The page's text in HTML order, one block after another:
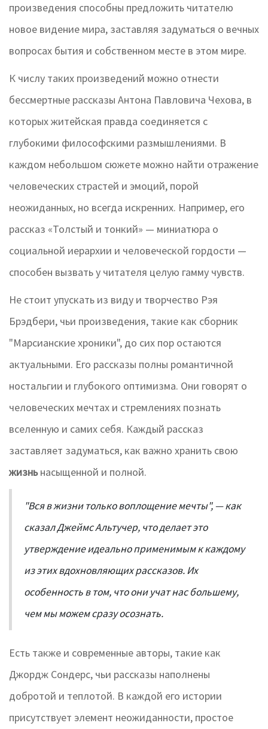
произведения способны предложить читателю
новое видение мира, заставляя задуматься о вечных
вопросах бытия и собственном месте в этом мире.
К числу таких произведений можно отнести
бессмертные рассказы Антона Павловича Чехова, в
которых житейская правда соединяется с
глубокими философскими размышлениями. В
каждом небольшом сюжете можно найти отражение
человеческих страстей и эмоций, порой
неожиданных, но всегда искренних. Например, его
рассказ «Толстый и тонкий» — миниатюра о
социальной иерархии и человеческой гордости —
способен вызвать у читателя целую гамму чувств.
Не стоит упускать из виду и творчество Рэя
Брэдбери, чьи произведения, такие как сборник
"Марсианские хроники", до сих пор остаются
актуальными. Его рассказы полны романтичной
ностальгии и глубокого оптимизма. Они говорят о
человеческих мечтах и стремлениях познать
вселенную и самих себя. Каждый рассказ
заставляет задуматься, как важно хранить свою
жизньнасыщенной и полной.
"Вся в жизни только воплощение мечты", — как
сказал Джеймс Альтучер, что делает это
утверждение идеально применимым к каждому
из этих вдохновляющих рассказов. Их
особенность в том, что они учат нас большему,
чем мы можем сразу осознать.
Есть также и современные авторы, такие как
Джордж Сондерс, чьи рассказы наполнены
добротой и теплотой. В каждой его истории
присутствует элемент неожиданности, простое